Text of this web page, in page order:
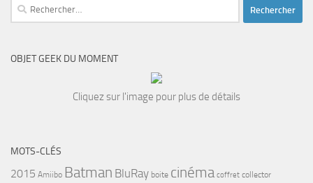
Rechercher :
OBJET GEEK DU MOMENT
Cliquez sur l'image pour plus de détails
MOTS-CLÉS
2015 Amiibo Batman BluRay boite cinéma coffret collector